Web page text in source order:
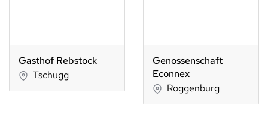
Gasthof Rebstock
Tschugg
Genossenschaft
Econnex
Roggenburg